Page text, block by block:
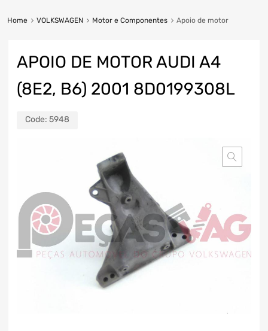
Home VOLKSWAGEN Motor e Componentes Apoio de motor
APOIO DE MOTOR AUDI A4
(8E2, B6) 2001 8D0199308L
Code: 5948